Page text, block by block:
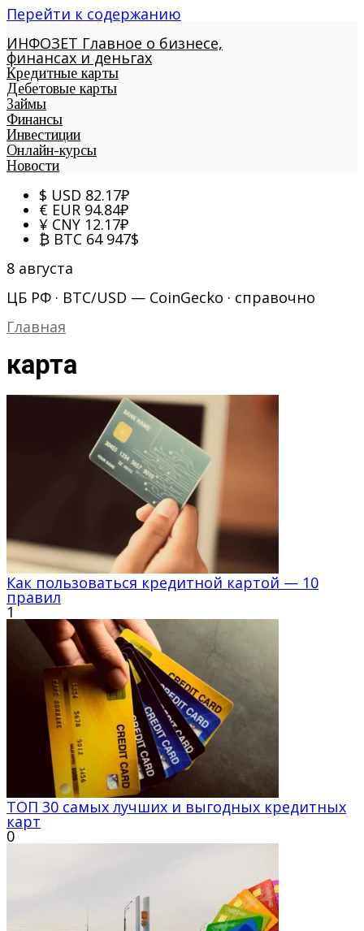
Перейти к содержанию
ИНФОЗЕТ Главное о бизнесе,
финансах и деньгах
Кредитные карты
Дебетовые карты
Займы
Финансы
Инвестиции
Онлайн-курсы
Новости
$ USD 82.17₽
€ EUR 94.84₽
¥ CNY 12.17₽
₿ BTC 64 947$
8 августа
ЦБ РФ · BTC/USD — CoinGecko · справочно
Главная
карта
Как пользоваться кредитной картой — 10
правил
1
ТОП 30 самых лучших и выгодных кредитных
карт
0